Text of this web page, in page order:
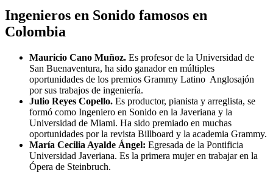
Ingenieros en Sonido famosos en
Colombia
Mauricio Cano Muñoz. Es profesor de la Universidad de
San Buenaventura, ha sido ganador en múltiples
oportunidades de los premios Grammy Latino Anglosajón
por sus trabajos de ingeniería.
Julio Reyes Copello. Es productor, pianista y arreglista, se
formó como Ingeniero en Sonido en la Javeriana y la
Universidad de Miami. Ha sido premiado en muchas
oportunidades por la revista Billboard y la academia Grammy.
María Cecilia Ayalde Ángel: Egresada de la Pontificia
Universidad Javeriana. Es la primera mujer en trabajar en la
Ópera de Steinbruch.